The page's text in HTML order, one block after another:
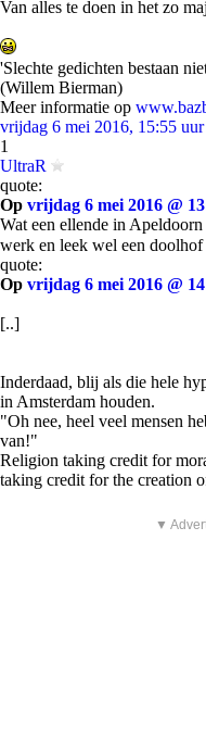
Van alles te doen in het zo
'Slechte gedichten bestaan
(Willem Bierman)
Meer informatie op
vrijdag 6 mei 2016, 15:55 uur
1
UltraR
quote:
Op vrijdag 6 mei 2016 @
Wat een ellende in
werk en leek wel een doolhof
quote:
Op vrijdag 6 mei 2016 @
[..]
Inderdaad, blij als die hele
in Amsterdam houden.
"Oh nee, heel veel mensen
van!"
Religion taking credit for
taking credit for the creation
▼